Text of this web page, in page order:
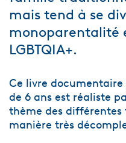
mais tend à se
monoparentalité
LGBTQIA+.
Ce livre
de 6 ans est réaliste
thème des
manière très